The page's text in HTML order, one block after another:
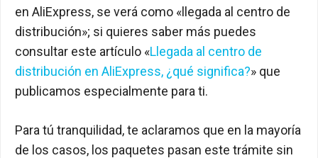
en AliExpress, se verá como «llegada al centro de
distribución»; si quieres saber más puedes
consultar este artículo «Llegada al centro de
distribución en AliExpress, ¿qué significa?» que
publicamos especialmente para ti.
Para tú tranquilidad, te aclaramos que en la mayoría
de los casos, los paquetes pasan este trámite sin